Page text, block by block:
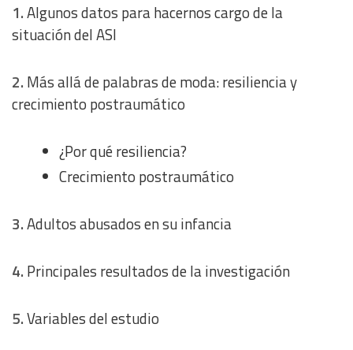
1.Algunos datos para hacernos cargo de la
situación del ASI
2. Más allá de palabras de moda: resiliencia y
crecimiento postraumático
¿Por qué resiliencia?
Crecimiento postraumático
3.Adultos abusados en su infancia
4. Principales resultados de la investigación
5.Variables del estudio